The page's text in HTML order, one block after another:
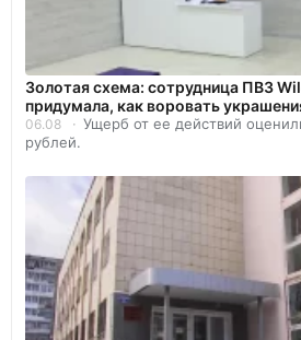
Золотая схема: сотрудница ПВЗ
придумала, как воровать
06.08
Ущерб от ее действий
рублей.